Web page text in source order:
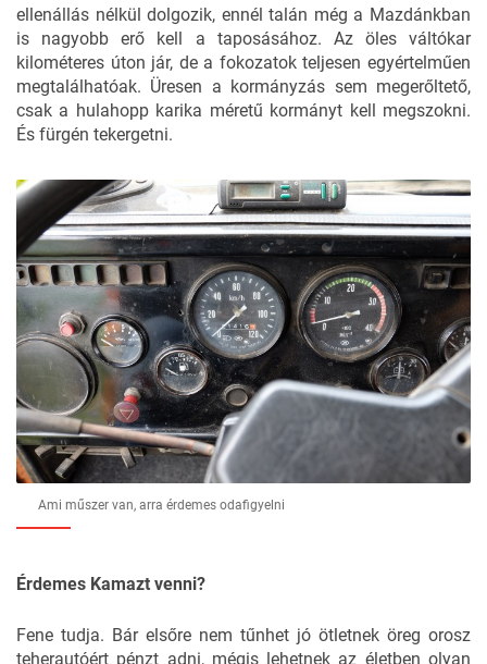
ellenállás nélkül dolgozik, ennél talán még a Mazdánkban
is nagyobb erő kell a taposásához. Az öles váltókar
kilométeres úton jár, de a fokozatok teljesen egyértelműen
megtalálhatóak. Üresen a kormányzás sem megerőltető,
csak a hulahopp karika méretű kormányt kell megszokni.
És fürgén tekergetni.
Ami műszer van, arra érdemes odafigyelni
Érdemes Kamazt venni?
Fene tudja. Bár elsőre nem tűnhet jó ötletnek öreg orosz
teherautóért pénzt adni, mégis lehetnek az életben olyan